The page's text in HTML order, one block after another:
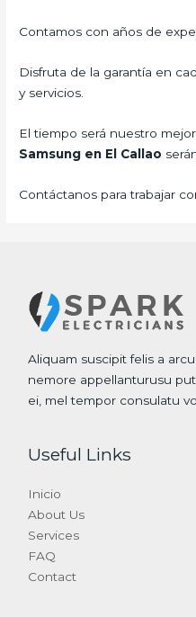
Contamos con años de
Disfruta de la garantía en
y servicios.
El tiempo será nuestro
Samsung en El Callao
Contáctanos para trabajar
Aliquam suscipit felis a
nemore appellanturusu
ei, mel tempor consulatu
Useful Links
Inicio
About Us
Services
FAQ
Contact